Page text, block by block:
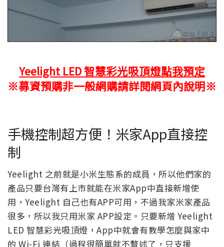
Yeelight LED 智慧彩光吸頂燈點我預定
※募資預購非一般網購請詳閱網頁內說明※
手機控制超方便！米家App直接控
制
Yeelight 之前就是小米生態系的成員，所以他們家的
產品只要台灣有上市就能在米家App中直接新增使
用，Yeelight 自己也有APP可用，不過我家米家產品
很多，所以我只用米家 APP設定。只要新增 Yeelight
LED 智慧彩光吸頂燈，App中就會有教學怎麼與家中
的 Wi-Fi 連結（過程很簡單就不贅述了，只支援